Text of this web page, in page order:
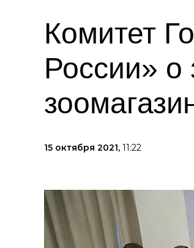
Комитет
России» о
15 октября 2021, 11:22